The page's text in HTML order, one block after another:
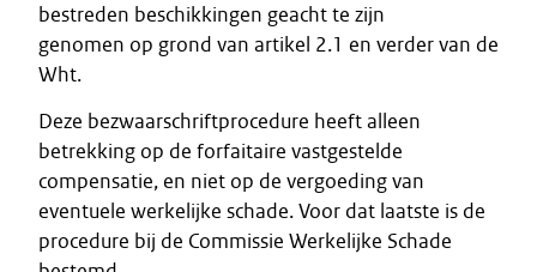
bestreden beschikkingen geacht te zijn
genomen op grond van artikel 2.1 en verder van de
Wht.
Deze bezwaarschriftprocedure heeft alleen
betrekking op de forfaitaire vastgestelde
compensatie, en niet op de vergoeding van
eventuele werkelijke schade. Voor dat laatste is de
procedure bij de Commissie Werkelijke Schade